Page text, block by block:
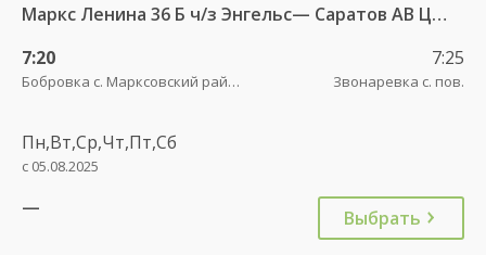
Маркс Ленина 36 Б ч/з Энгельс— Саратов АВ Центральный (ул им Пугачева 179 А)
7:20
Бобровка с. Марксовский район пов.
7:25
Звонаревка с. пов.
Пн,Вт,Ср,Чт,Пт,Сб
с 05.08.2025
— Выбрать